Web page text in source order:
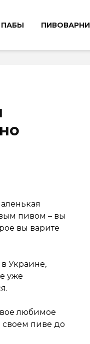
ПАБЫ ПИВОВАРНИ
пивом – вы
вы варите
Украине,
уже
любимое
пиве до